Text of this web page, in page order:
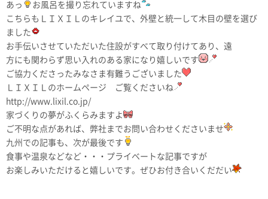
あっ
お風呂を撮り忘れていますね
こちらもＬＩＸＩＬのキレイユで、外壁と統一して木目の壁を選び
ました
お手伝いさせていただいた住設がすべて取り付けてあり、遠
方にも関わらず思い入れのある家になり嬉しいです
ご協力くださったみなさま有難うございました
ＬＩＸＩＬのホームページ ご覧くださいね
http://www.lixil.co.jp/
家づくりの夢がふくらみますよ
ご不明な点があれば、弊社までお問い合わせくださいませ
九州での記事も、次が最後です
食事や温泉などなど・・・プライベートな記事ですが
お楽しみいただけると嬉しいです。ぜひお付き合いくだだい